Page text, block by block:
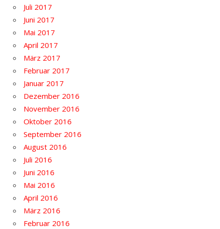
Juli 2017
Juni 2017
Mai 2017
April 2017
März 2017
Februar 2017
Januar 2017
Dezember 2016
November 2016
Oktober 2016
September 2016
August 2016
Juli 2016
Juni 2016
Mai 2016
April 2016
März 2016
Februar 2016